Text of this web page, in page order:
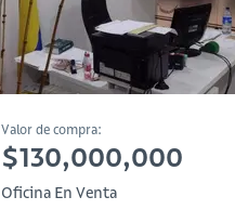
Valor de compra:
$130,000,000
Oficina En Venta